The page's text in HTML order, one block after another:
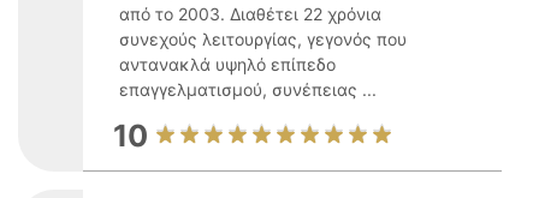
από το 2003. Διαθέτει 22 χρόνια
συνεχούς λειτουργίας, γεγονός που
αντανακλά υψηλό επίπεδο
επαγγελματισμού, συνέπειας ...
10